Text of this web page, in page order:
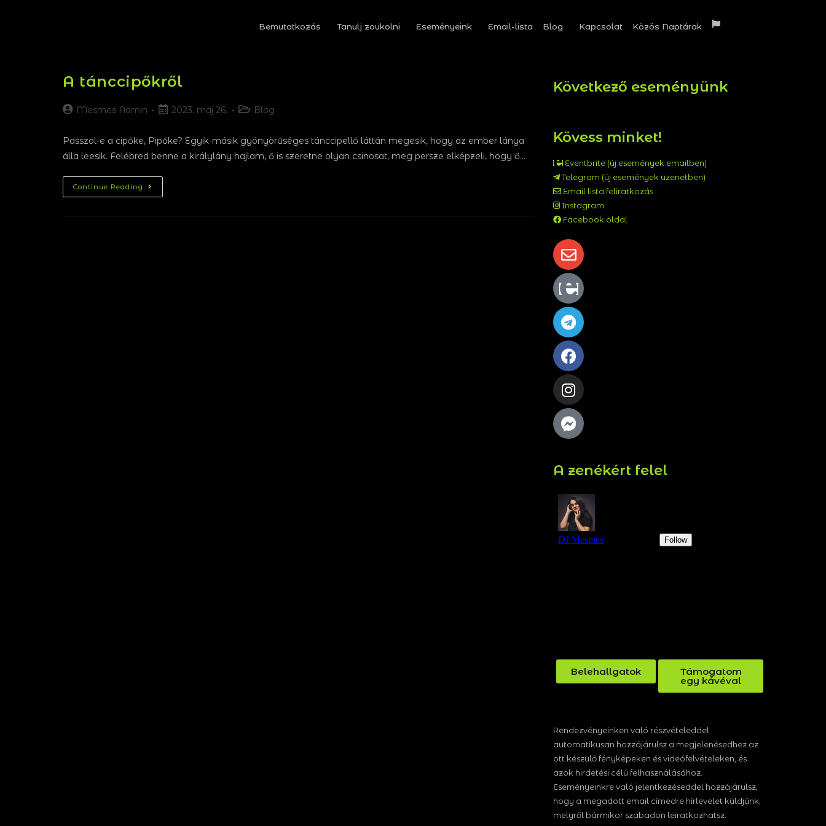
Bemutatkozás Tanulj zoukolni Eseményeink Email-lista Blog Kapcsolat Közös Naptárak
A tánccipőkről
Mesmes Admin 2023. máj 26. Blog
Passzol-e a cipőke, Pipőke? Egyik-másik gyönyörűséges tánccipellő láttán megesik, hogy az ember lánya
álla leesik. Felébred benne a királylány hajlam, ő is szeretne olyan csinosat, meg persze elképzeli, hogy ő…
Continue Reading
Következő eseményünk
Kövess minket!
Eventbrite (új események emailben)
Telegram (új események üzenetben)
Email lista feliratkozás
Instagram
Facebook oldal
A zenékért felel
Belehallgatok Támogatom
egy kávéval
Rendezvényeinken való részvételeddel
automatikusan hozzájárulsz a megjelenésedhez az
ott készülő fényképeken és videófelvételeken, és
azok hirdetési célú felhasználásához.
Eseményeinkre való jelentkezéseddel hozzájárulsz,
hogy a megadott email címedre hírlevelet küldjünk,
melyről bármikor szabadon leiratkozhatsz.